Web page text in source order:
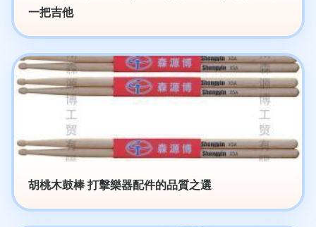
一把吉他
胡桃木鼓棒 打擊樂器配件的品質之選